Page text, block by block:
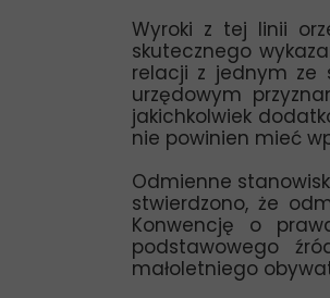
Wyroki z tej linii
skutecznego
relacji z jednym ze
urzędowym
jakichkolwiek
nie powinien mieć
Odmienne
stwierdzono, że
Konwencję o
podstawowego
małoletniego